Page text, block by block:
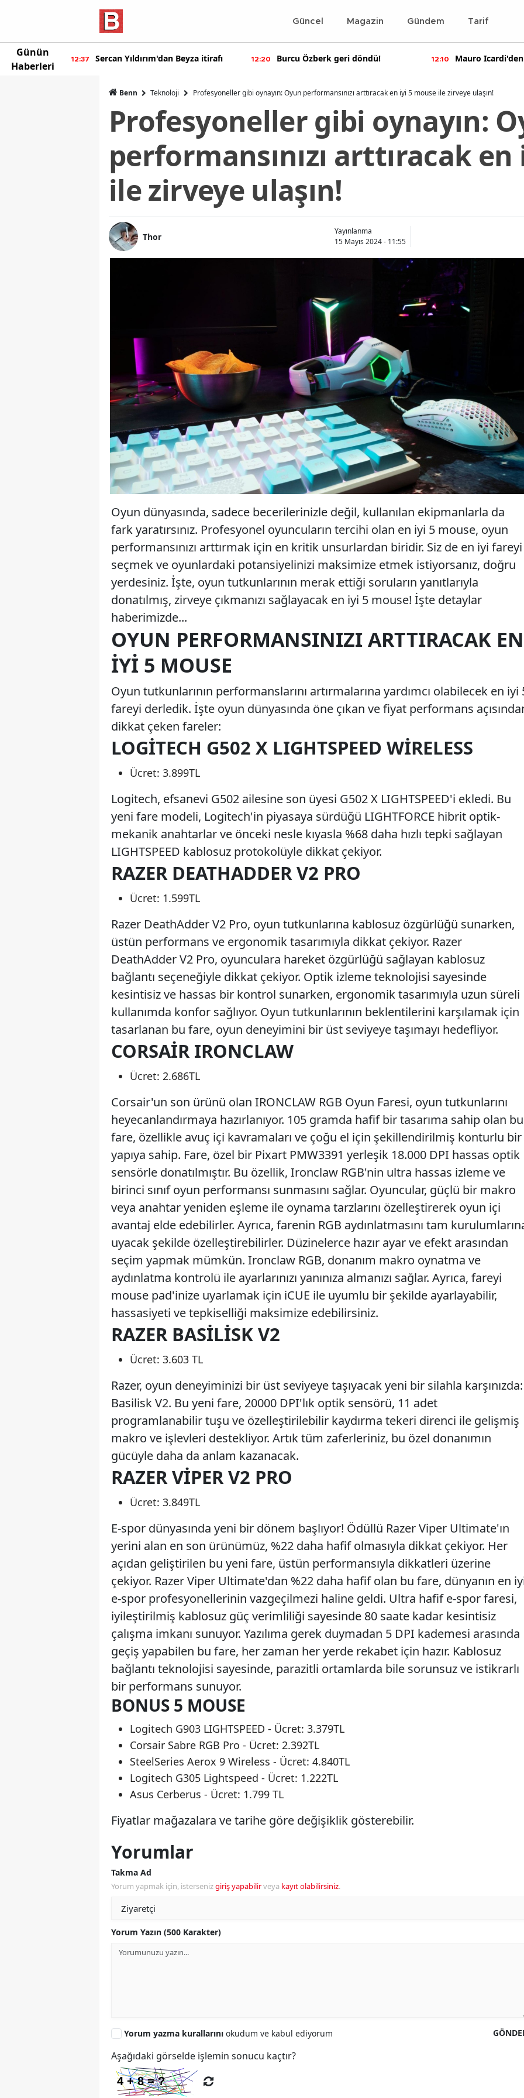
Güncel Magazin Gündem Tarif
Günün
Haberleri
yeni 12:37 Sercan Yıldırım'dan Beyza itirafı 12:20 Burcu Özberk geri döndü! 12:10
Mauro
Benn Teknoloji Profesyoneller gibi oynayın: Oyun performansınızı arttıracak en iyi 5 mouse ile zirveye ulaşın!
Profesyoneller gibi oynayın:
performansınızı arttıracak
ile zirveye ulaşın!
Thor
Yayınlanma
15 Mayıs 2024 - 11:55
Oyun dünyasında, sadece becerilerinizle değil, kullanılan ekipmanlarla da
fark yaratırsınız. Profesyonel oyuncuların tercihi olan en iyi 5 mouse, oyun
performansınızı arttırmak için en kritik unsurlardan biridir. Siz de en iyi fareyi
seçmek ve oyunlardaki potansiyelinizi maksimize etmek istiyorsanız, doğru
yerdesiniz. İşte, oyun tutkunlarının merak ettiği soruların yanıtlarıyla
donatılmış, zirveye çıkmanızı sağlayacak en iyi 5 mouse! İşte detaylar
haberimizde...
OYUN PERFORMANSINIZI ARTTIRACAK EN
IYI 5 MOUSE
Oyun tutkunlarının performanslarını artırmalarına yardımcı olabilecek en iyi
fareyi derledik. İşte oyun dünyasında öne çıkan ve fiyat performans
dikkat çeken fareler:
LOGITECH G502 X LIGHTSPEED WIRELESS
Ücret: 3.899TL
Logitech, efsanevi G502 ailesine son üyesi G502 X LIGHTSPEED'i ekledi. Bu
yeni fare modeli, Logitech'in piyasaya sürdüğü LIGHTFORCE hibrit optik-
mekanik anahtarlar ve önceki nesle kıyasla %68 daha hızlı tepki sağlayan
LIGHTSPEED kablosuz protokolüyle dikkat çekiyor.
RAZER DEATHADDER V2 PRO
Ücret: 1.599TL
Razer DeathAdder V2 Pro, oyun tutkunlarına kablosuz özgürlüğü sunarken,
üstün performans ve ergonomik tasarımıyla dikkat çekiyor. Razer
DeathAdder V2 Pro, oyunculara hareket özgürlüğü sağlayan kablosuz
bağlantı seçeneğiyle dikkat çekiyor. Optik izleme teknolojisi sayesinde
kesintisiz ve hassas bir kontrol sunarken, ergonomik tasarımıyla uzun süreli
kullanımda konfor sağlıyor. Oyun tutkunlarının beklentilerini karşılamak için
tasarlanan bu fare, oyun deneyimini bir üst seviyeye taşımayı hedefliyor.
CORSAIR IRONCLAW
Ücret: 2.686TL
Corsair'un son ürünü olan IRONCLAW RGB Oyun Faresi, oyun tutkunlarını
heyecanlandırmaya hazırlanıyor. 105 gramda hafif bir tasarıma sahip olan bu
fare, özellikle avuç içi kavramaları ve çoğu el için şekillendirilmiş konturlu bir
yapıya sahip. Fare, özel bir Pixart PMW3391 yerleşik 18.000 DPI hassas optik
sensörle donatılmıştır. Bu özellik, Ironclaw RGB'nin ultra hassas izleme ve
birinci sınıf oyun performansı sunmasını sağlar. Oyuncular, güçlü bir makro
veya anahtar yeniden eşleme ile oynama tarzlarını özelleştirerek oyun içi
avantaj elde edebilirler. Ayrıca, farenin RGB aydınlatmasını tam
uyacak şekilde özelleştirebilirler. Düzinelerce hazır ayar ve efekt arasından
seçim yapmak mümkün. Ironclaw RGB, donanım makro oynatma ve
aydınlatma kontrolü ile ayarlarınızı yanınıza almanızı sağlar. Ayrıca, fareyi
mouse pad'inize uyarlamak için iCUE ile uyumlu bir şekilde ayarlayabilir,
hassasiyeti ve tepkiselliği maksimize edebilirsiniz.
RAZER BASILISK V2
Ücret: 3.603 TL
Razer, oyun deneyiminizi bir üst seviyeye taşıyacak yeni bir silahla karşınızda:
Basilisk V2. Bu yeni fare, 20000 DPI'lık optik sensörü, 11 adet
programlanabilir tuşu ve özelleştirilebilir kaydırma tekeri direnci ile gelişmiş
makro ve işlevleri destekliyor. Artık tüm zaferleriniz, bu özel donanımın
gücüyle daha da anlam kazanacak.
RAZER VIPER V2 PRO
Ücret: 3.849TL
E-spor dünyasında yeni bir dönem başlıyor! Ödüllü Razer Viper Ultimate'ın
yerini alan en son ürünümüz, %22 daha hafif olmasıyla dikkat çekiyor. Her
açıdan geliştirilen bu yeni fare, üstün performansıyla dikkatleri üzerine
çekiyor. Razer Viper Ultimate'dan %22 daha hafif olan bu fare, dünyanın en
e-spor profesyonellerinin vazgeçilmezi haline geldi. Ultra hafif e-spor faresi,
iyileştirilmiş kablosuz güç verimliliği sayesinde 80 saate kadar kesintisiz
çalışma imkanı sunuyor. Yazılıma gerek duymadan 5 DPI kademesi arasında
geçiş yapabilen bu fare, her zaman her yerde rekabet için hazır. Kablosuz
bağlantı teknolojisi sayesinde, parazitli ortamlarda bile sorunsuz ve istikrarlı
bir performans sunuyor.
BONUS 5 MOUSE
Logitech G903 LIGHTSPEED - Ücret: 3.379TL
Corsair Sabre RGB Pro - Ücret: 2.392TL
SteelSeries Aerox 9 Wireless - Ücret: 4.840TL
Logitech G305 Lightspeed - Ücret: 1.222TL
Asus Cerberus - Ücret: 1.799 TL
Fiyatlar mağazalara ve tarihe göre değişiklik gösterebilir.
Yorumlar
Takma Ad
Yorum yapmak için, istersenizgiriş yapabilirveya kayıt olabilirsiniz.
Yorum Yazın (500 Karakter)
Yorum yazma kurallarını okudum ve kabul ediyorum
Aşağıdaki görselde işlemin sonucu kaçtır?